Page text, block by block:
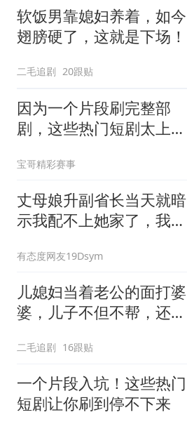
软饭男靠媳妇养着，如今
翅膀硬了，这就是下场！
二毛追剧 20跟贴
因为一个片段刷完整部
剧，这些热门短剧太上头
宝哥精彩赛事
丈母娘升副省长当天就暗
示我配不上她家了，我当
拨通了一个电话
有态度网友19Dsym
儿媳妇当着老公的面打婆
婆，儿子不但不帮，还助
二毛追剧 16跟贴
一个片段入坑！这些热门
短剧让你刷到停不下来